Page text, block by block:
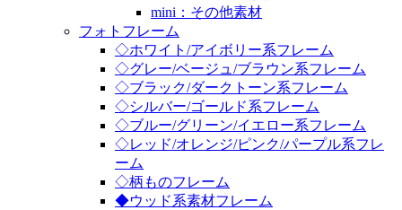
mini：その他素材
フォトフレーム
◇ホワイト/アイボリー系フレーム
◇グレー/ベージュ/ブラウン系フレーム
◇ブラック/ダークトーン系フレーム
◇シルバー/ゴールド系フレーム
◇ブルー/グリーン/イエロー系フレーム
◇レッド/オレンジ/ピンク/パープル系フレ
ーム
◇柄ものフレーム
◆ウッド系素材フレーム